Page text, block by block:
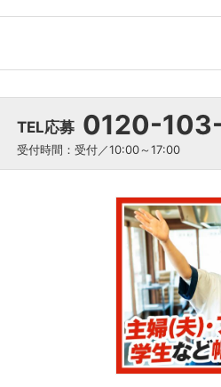
TEL応募 0120-
受付時間：受付／10:00～17:00